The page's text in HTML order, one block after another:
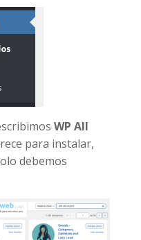
WP All
para instalar,
debemos